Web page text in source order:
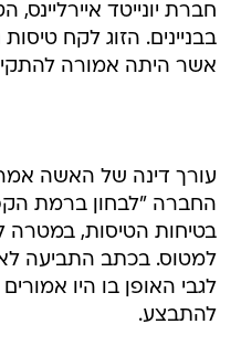
חברת יונייטד
בבניינים. הזוג לקח
אשר היתה אמורה
עורך דינה של האשה
החברה "לבחון ברמת
בטיחות הטיסות, במטרה
למטוס. בכתב התביעה
לגבי האופן בו היו
להתבצע.